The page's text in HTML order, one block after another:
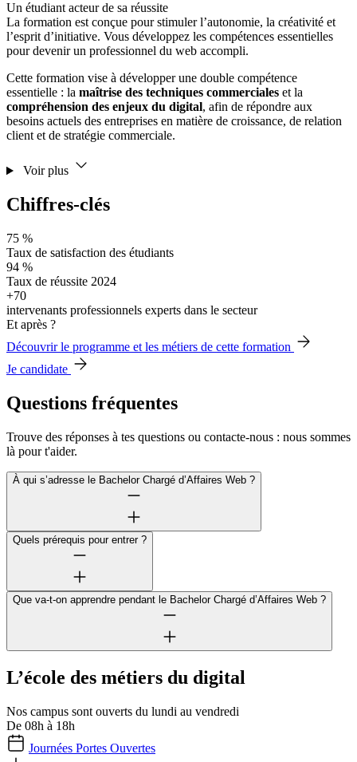
Un étudiant acteur de sa réussite
La formation est conçue pour stimuler l’autonomie, la créativité et
l’esprit d’initiative. Vous développez les compétences essentielles
pour devenir un professionnel du web accompli.
Cette formation vise à développer une double compétence
essentielle : la maîtrise des techniques commerciales et la
compréhension des enjeux du digital, afin de répondre aux
besoins actuels des entreprises en matière de croissance, de relation
client et de stratégie commerciale.
Voir plus
Chiffres-clés
75 %
Taux de satisfaction des étudiants
94 %
Taux de réussite 2024
+70
intervenants professionnels experts dans le secteur
Et après ?
Découvrir le programme et les métiers de cette formation
Je candidate
Questions fréquentes
Trouve des réponses à tes questions ou contacte-nous : nous sommes
là pour t'aider.
À qui s’adresse le Bachelor Chargé d’Affaires Web ?
Quels prérequis pour entrer ?
Que va-t-on apprendre pendant le Bachelor Chargé d’Affaires Web ?
L’école des métiers du digital
Nos campus sont ouverts du lundi au vendredi
De 08h à 18h
Journées Portes Ouvertes